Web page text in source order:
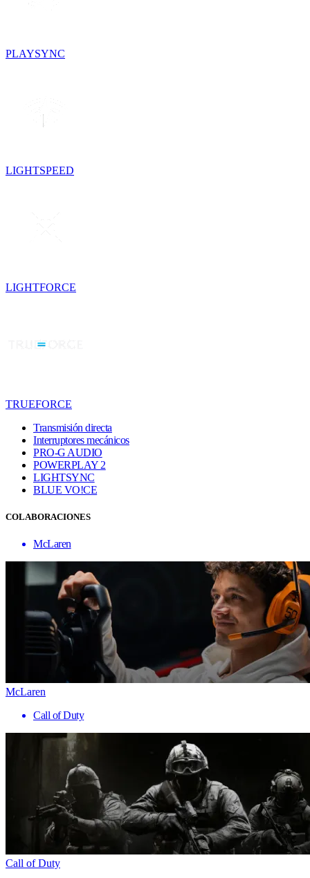
PLAYSYNC
LIGHTSPEED
LIGHTFORCE
TRUEFORCE
Transmisión directa
Interruptores mecánicos
PRO-G AUDIO
POWERPLAY 2
LIGHTSYNC
BLUE VO!CE
COLABORACIONES
McLaren
McLaren
Call of Duty
Call of Duty